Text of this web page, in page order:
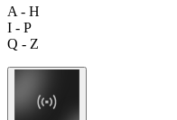
A - H
I - P
Q - Z